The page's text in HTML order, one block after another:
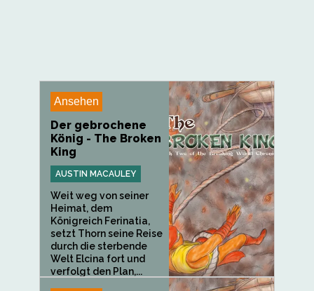
Ansehen
Der gebrochene
König - The Broken
King
AUSTIN MACAULEY
Weit weg von seiner
Heimat, dem
Königreich Ferinatia,
setzt Thorn seine Reise
durch die sterbende
Welt Elcina fort und
verfolgt den Plan,...